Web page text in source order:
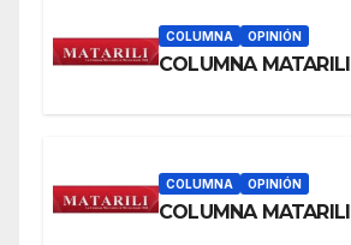
COLUMNA OPINIÓN
COLUMNA MATARILI
COLUMNA OPINIÓN
COLUMNA MATARILI